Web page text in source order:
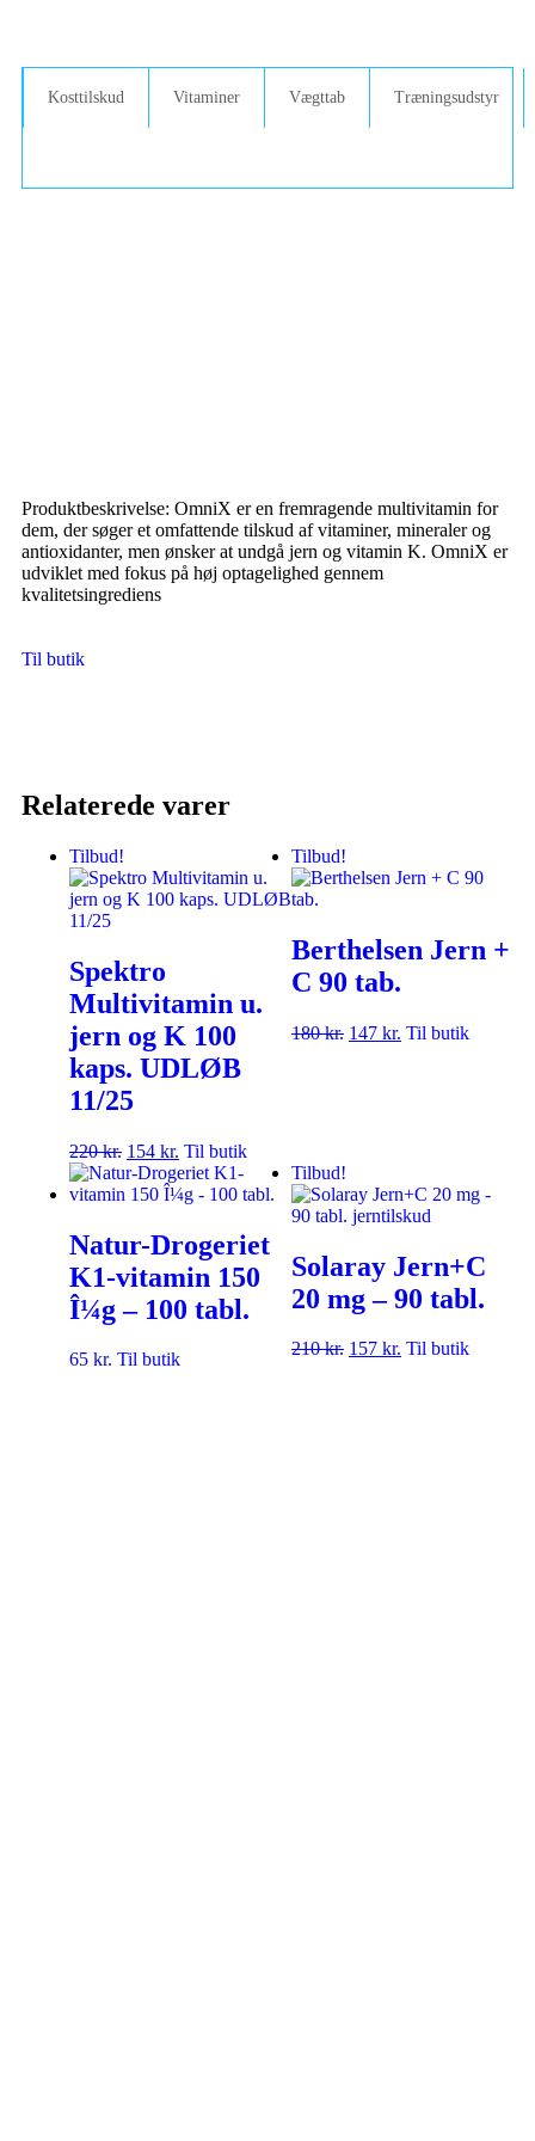
Kosttilskud Vitaminer Vægttab Træningsudstyr
Produktbeskrivelse: OmniX er en fremragende multivitamin for
dem, der søger et omfattende tilskud af vitaminer, mineraler og
antioxidanter, men ønsker at undgå jern og vitamin K. OmniX er
udviklet med fokus på høj optagelighed gennem
kvalitetsingrediens
Til butik
Relaterede varer
Tilbud!
Spektro
Multivitamin u.
jern og K 100
kaps. UDLØB
11/25
220kr. 154 kr. Til butik
Tilbud!
Berthelsen Jern +
C 90 tab.
180kr. 147 kr. Til butik
Natur-Drogeriet
K1-vitamin 150
Î¼g – 100 tabl.
65 kr. Til butik
Tilbud!
Solaray Jern+C
20 mg – 90 tabl.
210kr. 157 kr. Til butik